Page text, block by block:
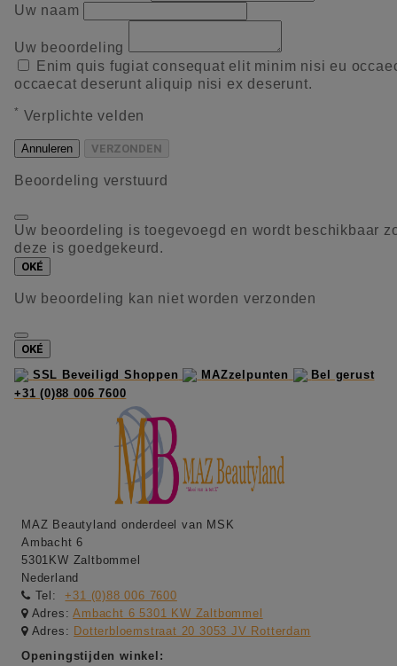
Uw naam
Uw beoordeling
Enim quis fugiat consequat elit minim nisi eu
occaecat deserunt aliquip nisi ex deserunt.
* Verplichte velden
Annuleren VERZONDEN
Beoordeling verstuurd
Uw beoordeling is toegevoegd en wordt beschikbaar
deze is goedgekeurd.
OKÉ
Uw beoordeling kan niet worden verzonden
OKÉ
SSL Beveiligd Shoppen
MAZzelpunten
Bel gerust
+31 (0)88 006 7600
MAZ Beautyland onderdeel van MSK
Ambacht 6
5301KW Zaltbommel
Nederland
Tel:
+31 (0)88 006 7600
Adres:Ambacht 6 5301 KW Zaltbommel
Adres: Dotterbloemstraat 20 3053 JV Rotterdam
Openingstijden winkel: